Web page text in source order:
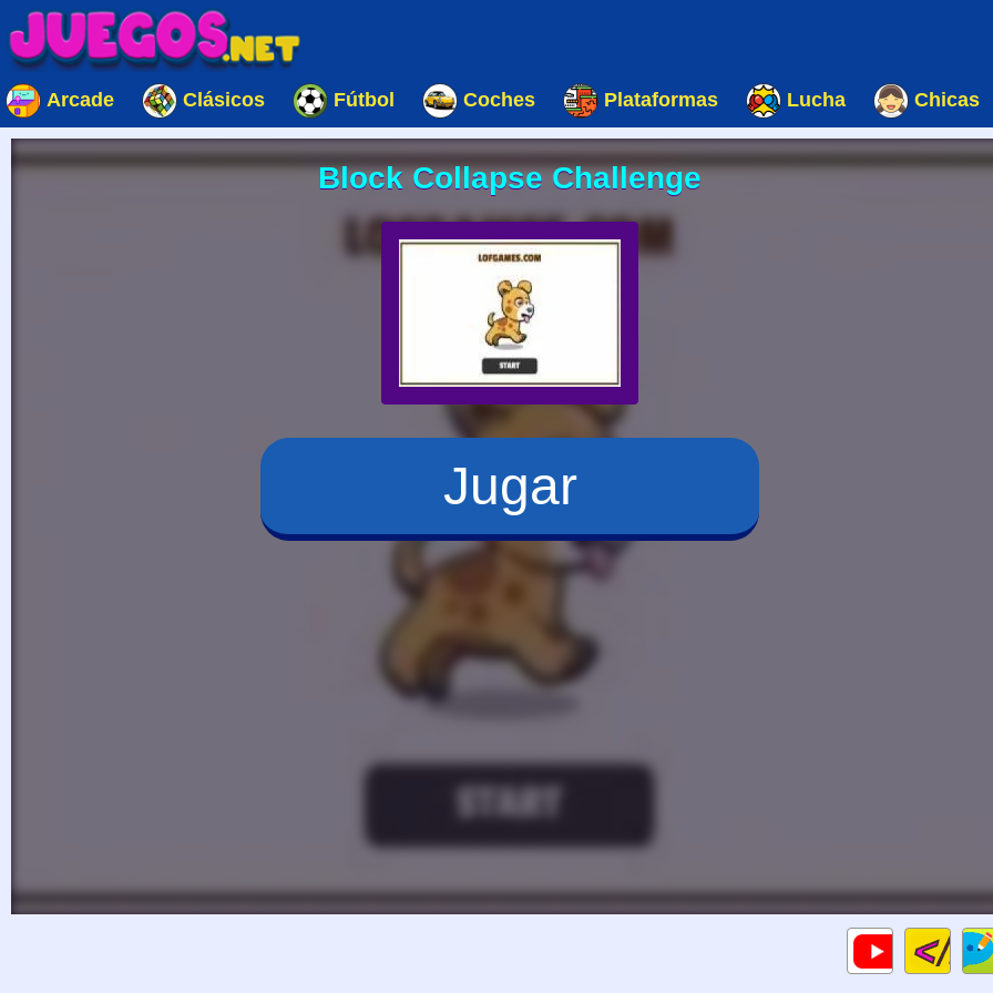
Arcade Clásicos Fútbol Coches Plataformas Lucha Chicas
Block Collapse Challenge
Jugar
Code
HTML
Gameplays